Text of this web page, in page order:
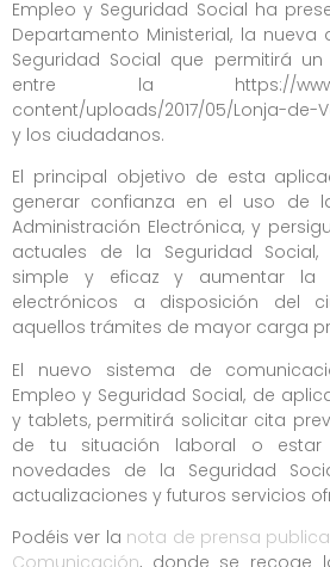
Empleo y Seguridad Social ha
Departamento Ministerial, la
Seguridad Social que permitirá
entre la https://
content/uploads/2017/05/Lonja-de-
y los ciudadanos.
El principal objetivo de esta
generar confianza en el uso de
Administración Electrónica, y
actuales de la Seguridad
simple y eficaz y aumentar la
electrónicos a disposición del
aquellos trámites de mayor carga
El nuevo sistema de
Empleo y Seguridad Social, de
y tablets, permitirá solicitar cita
de tu situación laboral o
novedades de la Seguridad
actualizaciones y futuros servicios
Podéis ver la nota de prensa